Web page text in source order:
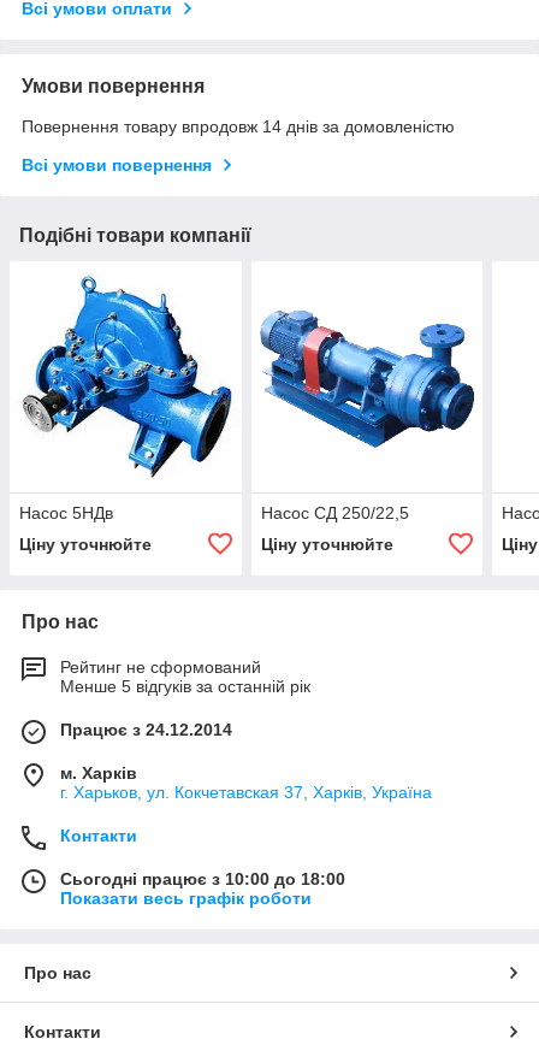
Всі умови оплати
Умови повернення
Повернення товару впродовж 14 днів за домовленістю
Всі умови повернення
Подібні товари компанії
Насос 5НДв
Ціну уточнюйте
Насос СД 250/22,5
Ціну уточнюйте
Про нас
Рейтинг не сформований
Менше 5 відгуків за останній рік
Працює з 24.12.2014
м. Харків
г. Харьков, ул. Кокчетавская 37, Харків, Україна
Контакти
Сьогодні працює з 10:00 до 18:00
Показати весь графік роботи
Про нас
Контакти